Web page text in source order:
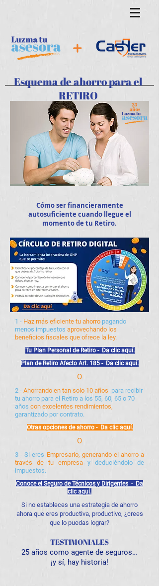
Esquema de ahorro para el
RETIRO
Cómo ser financieramente
autosuficiente cuando llegue el
momento de tu Retiro.
1 - Haz más eficiente tu ahorro pagando
menos impuestos aprovechando los
beneficios fiscales que ofrece la ley.
Tu Plan Personal de Retiro - Da clic aquí.
Plan de Retiro Afecto Art. 185 - Da clic aquí.
O
2 - Ahorrando en tan solo 10 años para recibir
tu ahorro para el Retiro a los 55, 60, 65 o 70
años con excelentes rendimientos,
garantizado por contrato.
Otras opciones de ahorro - Da clic aquí.
O
3 - Si eres Empresario, generando el ahorro a
través de tu empresa y deduciéndolo de
impuestos.
Conoce el Seguro de Técnicos y Dirigentes - Da
clic aquí.
Si no estableces una estrategia de ahorro
ahora que eres productiva, productivo, ¿crees
que lo puedas lograr?
TESTIMONIALES
25 años como agente de seguros…
¡y sí, hay historia!